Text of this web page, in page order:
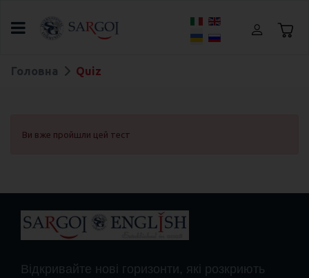
Оберіть свою мову
Головна Quiz
Ви вже пройшли цей тест
Відкривайте нові горизонти, які розкриють